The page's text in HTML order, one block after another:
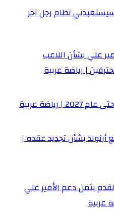
نظام رجل آخر
علي بشأن اللاعب
| رياضة عربية
رياضة عربية
أرنولد بشأن تجديد عقده |
يثمن دعم الأمير علي
عربية